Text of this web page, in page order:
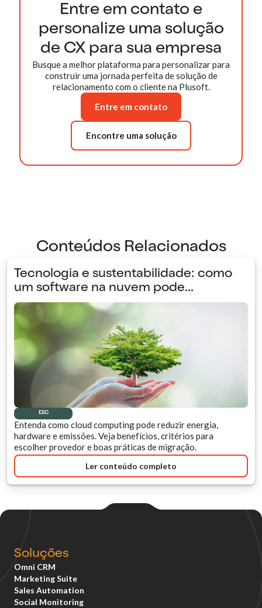
Entre em contato e
personalize uma solução
de CX para sua empresa
Busque a melhor plataforma para personalizar para
construir uma jornada perfeita de solução de
relacionamento com o cliente na Plusoft.
Entre em contato
Encontre uma solução
Conteúdos Relacionados
Tecnologia e sustentabilidade: como
um software na nuvem pode...
ESG
Entenda como cloud computing pode reduzir energia,
hardware e emissões. Veja benefícios, critérios para
escolher provedor e boas práticas de migração.
Ler conteúdo completo
Soluções
Omni CRM
Marketing Suite
Sales Automation
Social Monitoring